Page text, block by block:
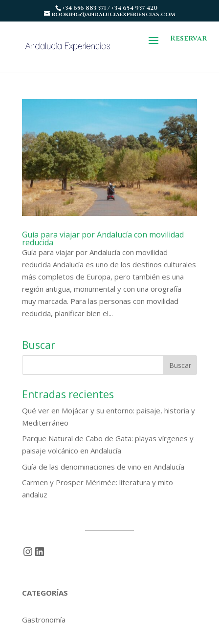
+34 656 883 371 / +34 654 937 420
booking@andaluciaexperiencias.com
Reservar
Guía para viajar por Andalucía con movilidad
reducida
Guía para viajar por Andalucía con movilidad
reducida Andalucía es uno de los destinos culturales
más completos de Europa, pero también es una
región antigua, monumental y con una orografía
muy marcada. Para las personas con movilidad
reducida, planificar bien el...
Buscar
Entradas recientes
Qué ver en Mojácar y su entorno: paisaje, historia y
Mediterráneo
Parque Natural de Cabo de Gata: playas vírgenes y
paisaje volcánico en Andalucía
Guía de las denominaciones de vino en Andalucía
Carmen y Prosper Mérimée: literatura y mito
andaluz
Instagram
LinkedIn
CATEGORÍAS
Gastronomía